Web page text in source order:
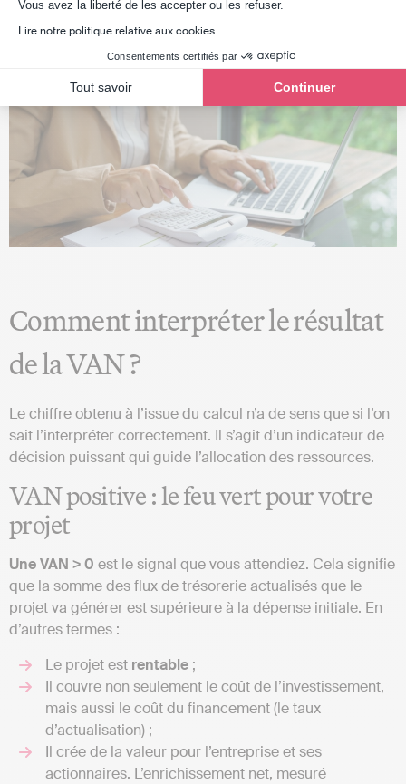
Vous avez la liberté de les accepter ou les refuser.
Lire notre politique relative aux cookies
Consentements certifiés par
Tout savoir Continuer
Comment interpréter le résultat
de la VAN ?
Le chiffre obtenu à l’issue du calcul n’a de sens que si l’on
sait l’interpréter correctement. Il s’agit d’un indicateur de
décision puissant qui guide l’allocation des ressources.
VAN positive : le feu vert pour votre
projet
Une VAN > 0 est le signal que vous attendiez. Cela signifie
que la somme des flux de trésorerie actualisés que le
projet va générer est supérieure à la dépense initiale. En
d’autres termes :
Le projet est rentable ;
Il couvre non seulement le coût de l’investissement,
mais aussi le coût du financement (le taux
d’actualisation) ;
Il crée de la valeur pour l’entreprise et ses
actionnaires. L’enrichissement net, mesuré